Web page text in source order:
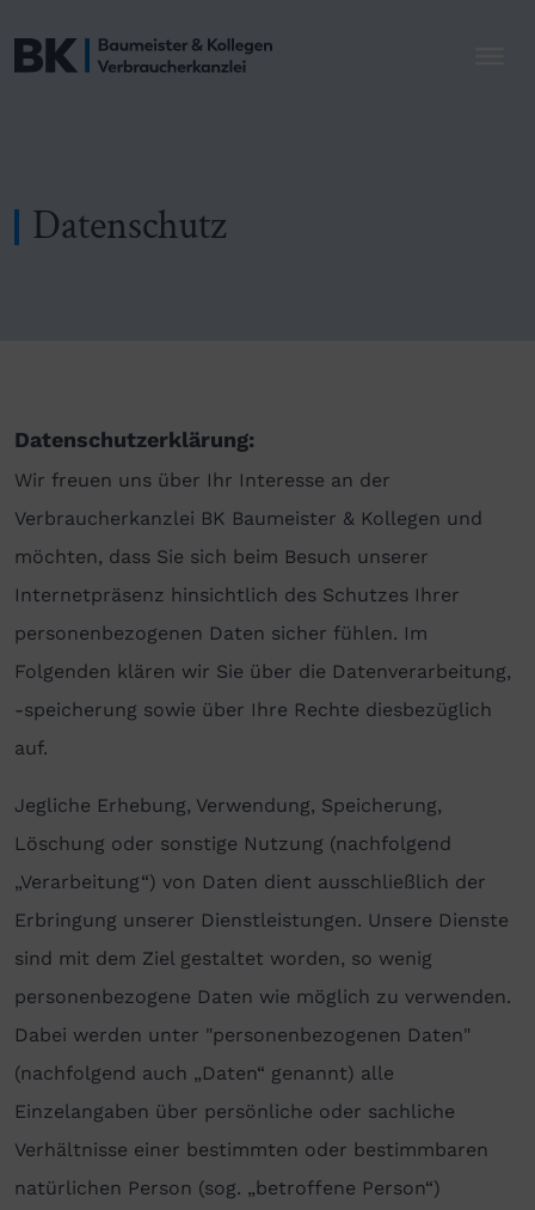
Datenschutz
Datenschutzerklärung:
Wir freuen uns über Ihr Interesse an der
Verbraucherkanzlei BK Baumeister & Kollegen und
möchten, dass Sie sich beim Besuch unserer
Internetpräsenz hinsichtlich des Schutzes Ihrer
personenbezogenen Daten sicher fühlen. Im
Folgenden klären wir Sie über die Datenverarbeitung,
-speicherung sowie über Ihre Rechte diesbezüglich
auf.
Jegliche Erhebung, Verwendung, Speicherung,
Löschung oder sonstige Nutzung (nachfolgend
„Verarbeitung“) von Daten dient ausschließlich der
Erbringung unserer Dienstleistungen. Unsere Dienste
sind mit dem Ziel gestaltet worden, so wenig
personenbezogene Daten wie möglich zu verwenden.
Dabei werden unter "personenbezogenen Daten"
(nachfolgend auch „Daten“ genannt) alle
Einzelangaben über persönliche oder sachliche
Verhältnisse einer bestimmten oder bestimmbaren
natürlichen Person (sog. „betroffene Person“)